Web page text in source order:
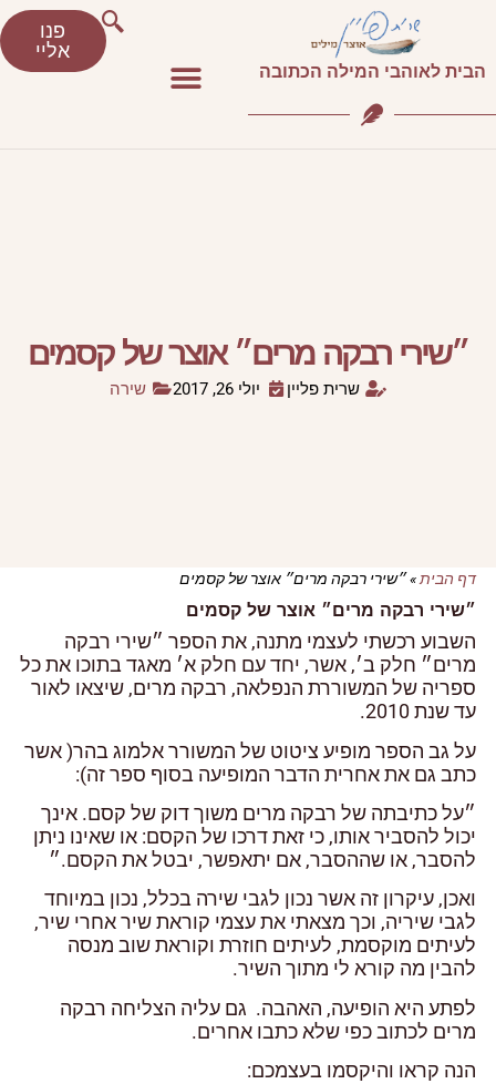
הבית לאוהבי המילה הכתובה
פנו
אליי
״שירי רבקה מרים״ אוצר של קסמים
שרית פליין יולי 26, 2017 שירה
דף הבית»״שירי רבקה מרים״ אוצר של קסמים
״שירי רבקה מרים״ אוצר של קסמים
השבוע רכשתי לעצמי מתנה, את הספר ״שירי רבקה
מרים״ חלק ב׳, אשר, יחד עם חלק א׳ מאגד בתוכו את כל
ספריה של המשוררת הנפלאה, רבקה מרים, שיצאו לאור
עד שנת 2010.
על גב הספר מופיע ציטוט של המשורר אלמוג בהר( אשר
כתב גם את אחרית הדבר המופיעה בסוף ספר זה):
״על כתיבתה של רבקה מרים משוך דוק של קסם. אינך
יכול להסביר אותו, כי זאת דרכו של הקסם: או שאינו ניתן
להסבר, או שההסבר, אם יתאפשר, יבטל את הקסם.״
ואכן, עיקרון זה אשר נכון לגבי שירה בכלל, נכון במיוחד
לגבי שיריה, וכך מצאתי את עצמי קוראת שיר אחרי שיר,
לעיתים מוקסמת, לעיתים חוזרת וקוראת שוב מנסה
להבין מה קורא לי מתוך השיר.
לפתע היא הופיעה, האהבה. גם עליה הצליחה רבקה
מרים לכתוב כפי שלא כתבו אחרים.
הנה קראו והיקסמו בעצמכם: